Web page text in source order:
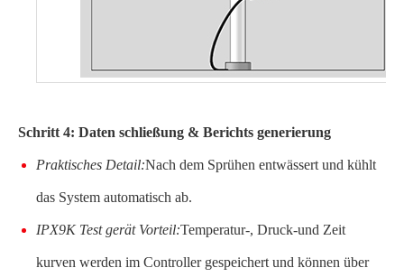
Schritt 4: Daten schließung & Berichts generierung
Praktisches Detail:Nach dem Sprühen entwässert und kühlt
das System automatisch ab.
IPX9K Test gerät Vorteil:Temperatur-, Druck-und Zeit
kurven werden im Controller gespeichert und können über